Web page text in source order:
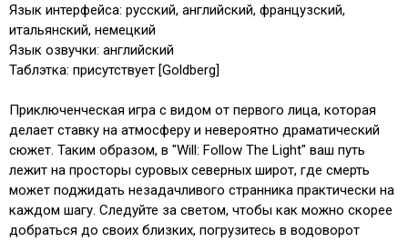
Язык интерфейса: русский, английский, французский,
итальянский, немецкий
Язык озвучки: английский
Таблэтка: присутствует [Goldberg]
Приключенческая игра с видом от первого лица, которая
делает ставку на атмосферу и невероятно драматический
сюжет. Таким образом, в "Will: Follow The Light" ваш путь
лежит на просторы суровых северных широт, где смерть
может поджидать незадачливого странника практически на
каждом шагу. Следуйте за светом, чтобы как можно скорее
добраться до своих близких, погрузитесь в водоворот